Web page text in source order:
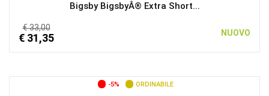
Bigsby BigsbyÂ® Extra Short...
€ 33,00
€ 31,35 NUOVO
-5% ORDINABILE